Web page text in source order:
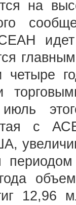
на
идет
четыре
с
12,96